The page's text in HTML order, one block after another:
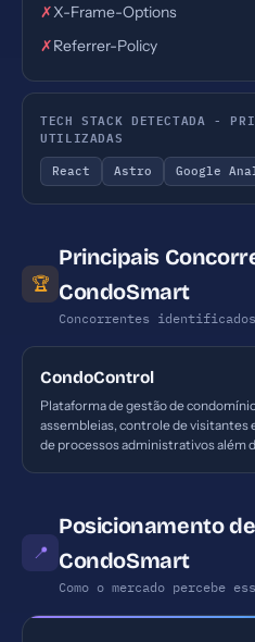
✗X-Frame-Options
✗Referrer-Policy
TECH STACK DETECTADA -
UTILIZADAS
React Astro Google
🏆
Principais
CondoSmart
Concorrentes
CondoControl
Plataforma de gestão de
assembleias, controle de visitantes
de processos administrativos além
📍
Posicionamento
CondoSmart
Como o mercado percebe